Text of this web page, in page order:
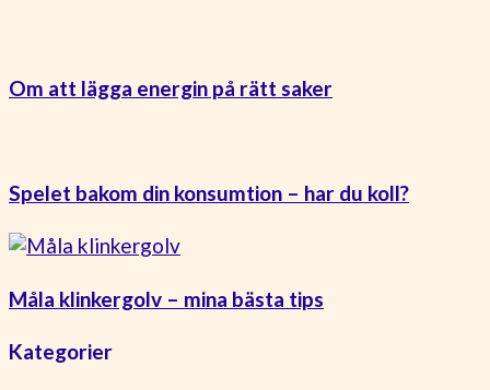
Om att lägga energin på rätt saker
Spelet bakom din konsumtion – har du koll?
Måla klinkergolv – mina bästa tips
Kategorier